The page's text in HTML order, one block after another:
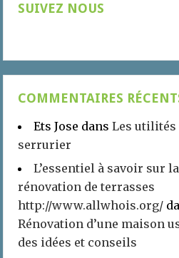
SUIVEZ NOUS
COMMENTAIRES
Ets Jose dans Les utilités
serrurier
L’essentiel à savoir sur la
rénovation de terrasses
http://www.allwhois.org/
Rénovation d’une maison
des idées et conseils